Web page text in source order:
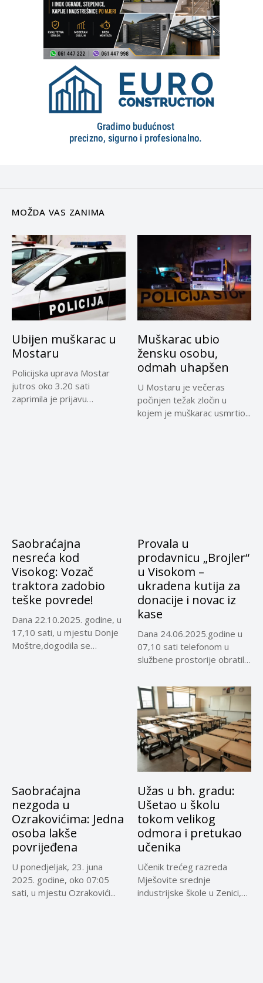
MOŽDA VAS ZANIMA
Ubijen muškarac u
Mostaru
Policijska uprava Mostar
jutros oko 3.20 sati
zaprimila je prijavu
Muškarac ubio
žensku osobu,
odmah uhapšen
U Mostaru je večeras
počinjen težak zločin u
kojem je muškarac usmrtio...
Saobraćajna
nesreća kod
Visokog: Vozač
traktora zadobio
teške povrede!
Dana 22.10.2025. godine, u
17,10 sati, u mjestu Donje
Moštre,dogodila se
Provala u
prodavnicu „Brojler“
u Visokom –
ukradena kutija za
donacije i novac iz
kase
Dana 24.06.2025.godine u
07,10 sati telefonom u
službene prostorije obratila
Saobraćajna
nezgoda u
Ozrakovićima: Jedna
osoba lakše
povrijeđena
U ponedjeljak, 23. juna
2025. godine, oko 07:05
sati, u mjestu Ozrakovići...
Užas u bh. gradu:
Ušetao u školu
tokom velikog
odmora i pretukao
učenika
Učenik trećeg razreda
Mješovite srednje
industrijske škole u Zenici,